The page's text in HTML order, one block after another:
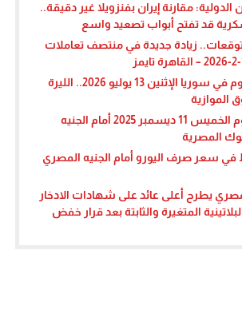
مقارنة إيران بفنزويلا غير دقيقة..
قد تفتح أبواب تصعيد واسع
زيادة جديدة في منتصف تعاملات
سعر الدولار اليوم في سوريا الإثنين 13 يوليو 2026.. الليرة
الموازية
سعر اليورو اليوم الخميس 11 ديسمبر 2025 أمام الجنيه
المصرية
في سعر صرف اليورو أمام الجنيه المصري
يطرح أعلى عائد على شهادات الادخار
البلاتينية المتغيرة والثابتة بعد قرار خفض